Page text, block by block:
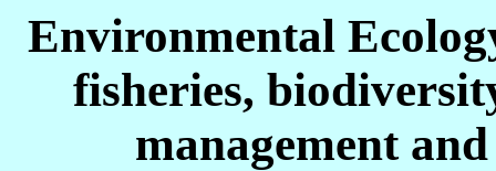
Environmental
fisheries,
management